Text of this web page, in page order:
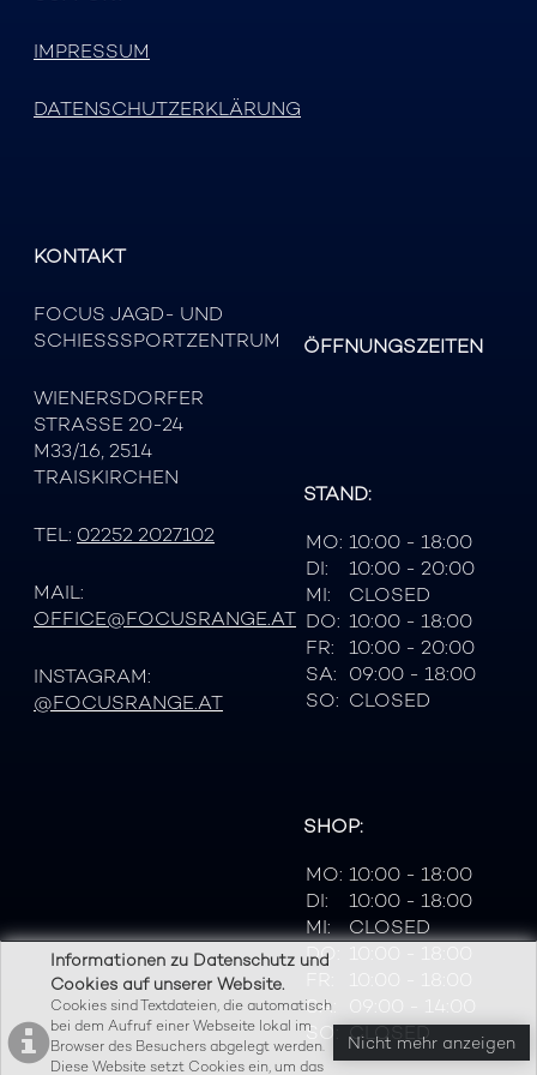
Informationen zu Datenschutz und
Cookies auf unserer Website.
Cookies sind Textdateien, die automatisch
bei dem Aufruf einer Webseite lokal im
Browser des Besuchers abgelegt werden.
Diese Website setzt Cookies ein, um das
Nicht mehr anzeigen
IMPRESSUM
DATENSCHUTZERKLÄRUNG
KONTAKT
FOCUS JAGD- UND
SCHIESSSPORTZENTRUM
WIENERSDORFER
STRASSE 20-24
M33/16, 2514
TRAISKIRCHEN
TEL: 02252 2027102
MAIL:
OFFICE@FOCUSRANGE.AT
INSTAGRAM:
@FOCUSRANGE.AT
ÖFFNUNGSZEITEN
STAND:
MO: 10:00 - 18:00
DI:
10:00 - 20:00
MI:
CLOSED
DO: 10:00 - 18:00
FR:
10:00 - 20:00
SA: 09:00 - 18:00
SO: CLOSED
SHOP:
MO: 10:00 - 18:00
DI:
10:00 - 18:00
MI:
CLOSED
DO:
SA:
09:00 - 14:00
SO: CLOSED